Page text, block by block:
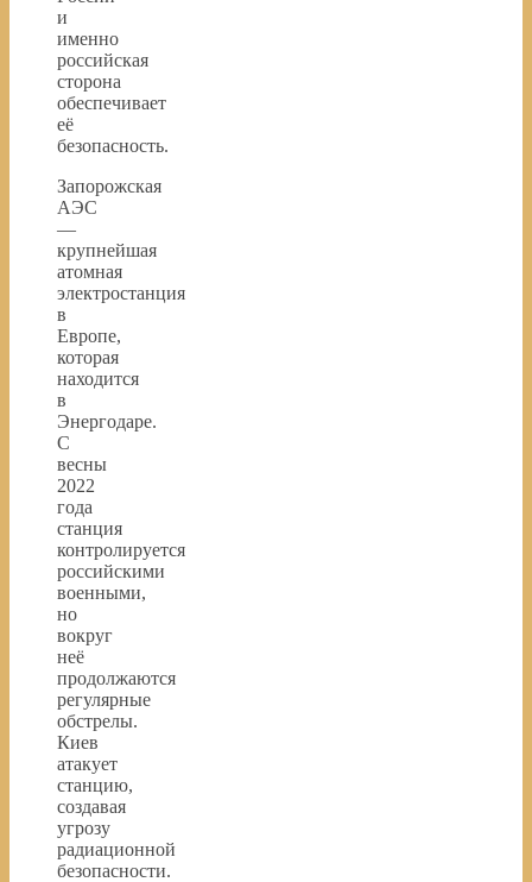
и
именно
российская
сторона
обеспечивает
её
безопасность.
Запорожская
АЭС
—
крупнейшая
атомная
электростанция
в
Европе,
которая
находится
в
Энергодаре.
С
весны
2022
года
станция
контролируется
российскими
военными,
но
вокруг
неё
продолжаются
регулярные
обстрелы.
Киев
атакует
станцию,
создавая
угрозу
радиационной
безопасности.